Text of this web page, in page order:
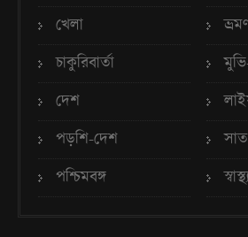
খেলা
চাকুরিবার্তা
দেশ
পড়শি-দেশ
পশ্চিমবঙ্গ